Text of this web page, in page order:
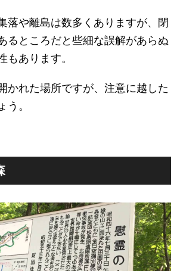
落や離島は数多くありますが、閉
るところだと些細な誤解があらぬ
もあります。
かれた場所ですが、注意に越した
う。